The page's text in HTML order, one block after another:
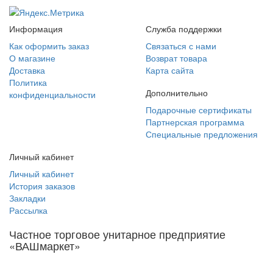
Информация
Как оформить заказ
О магазине
Доставка
Политика
конфиденциальности
Служба поддержки
Связаться с нами
Возврат товара
Карта сайта
Дополнительно
Подарочные сертификаты
Партнерская программа
Специальные предложения
Личный кабинет
Личный кабинет
История заказов
Закладки
Рассылка
Частное торговое унитарное предприятие
«ВАШмаркет»